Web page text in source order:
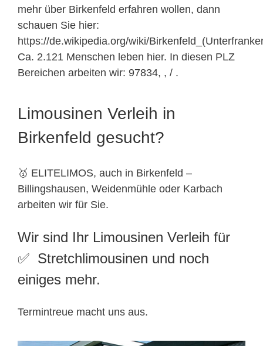
mehr über Birkenfeld erfahren wollen, dann
schauen Sie hier:
https://de.wikipedia.org/wiki/
Ca. 2.121 Menschen leben hier. In diesen PLZ
Bereichen arbeiten wir: 97834, , / .
Limousinen Verleih in
Birkenfeld gesucht?
🥇 ELITELIMOS, auch in Birkenfeld –
Billingshausen, Weidenmühle oder Karbach
arbeiten wir für Sie.
Wir sind Ihr Limousinen Verleih für
✅ Stretchlimousinen und noch
einiges mehr.
Termintreue macht uns aus.